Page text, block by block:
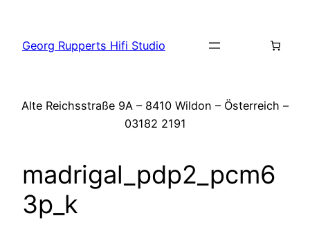
springen
Georg Rupperts Hifi Studio
Alte Reichsstraße 9A – 8410 Wildon – Österreich –
03182 2191
madrigal_pdp2_pcm6
3p_k